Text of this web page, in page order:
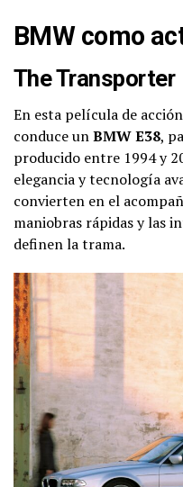
BMW como
The Transporter
En esta película de
conduce unBMW E38,
producido entre 1994 y
elegancia y tecnología
convierten en el
maniobras rápidas y las
definen la trama.